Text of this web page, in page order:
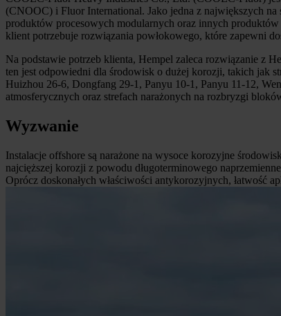
(CNOOC) i Fluor International. Jako jedna z największych
produktów procesowych modularnych oraz innych
klient potrzebuje rozwiązania powłokowego, które zapewni
Na podstawie potrzeb klienta, Hempel zaleca rozwiązanie z
ten jest odpowiedni dla środowisk o dużej korozji, takich jak
Huizhou 26-6, Dongfang 29-1, Panyu 10-1, Panyu 11-12,
atmosferycznych oraz strefach narażonych na rozbryzgi
Wyzwanie
Instalacje offshore są narażone na wysoce korozyjne
najcięższej korozji z powodu długoterminowego
Oprócz doskonałych właściwości antykorozyjnych, łatwość